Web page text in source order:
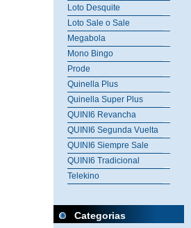
Loto Desquite
Loto Sale o Sale
Megabola
Mono Bingo
Prode
Quinella Plus
Quinella Super Plus
QUINI6 Revancha
QUINI6 Segunda Vuelta
QUINI6 Siempre Sale
QUINI6 Tradicional
Telekino
Categorias